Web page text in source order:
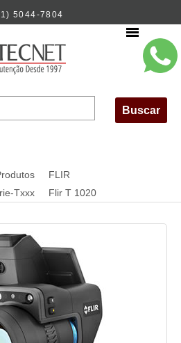
5044-7804
Menu
Buscar
FLIR
Txxx
Flir T 1020